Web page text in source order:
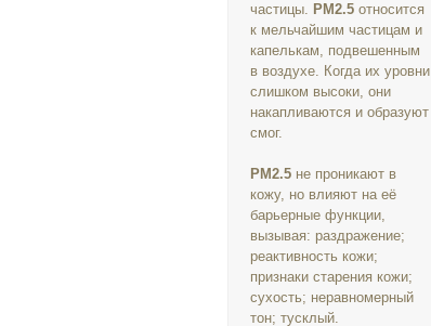
частицы. PM2.5относится
к мельчайшим частицам и
капелькам, подвешенным
в воздухе. Когда их уровни
слишком высоки, они
накапливаются и образуют
смог.
PM2.5 не проникают в
кожу, но влияют на её
барьерные функции,
вызывая: раздражение;
реактивность кожи;
признаки старения кожи;
сухость; неравномерный
тон; тусклый.